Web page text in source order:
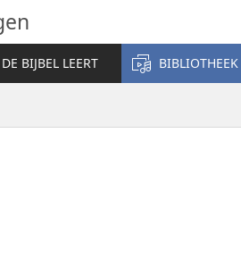
BIJBEL LEERT BIBLIOTHEEK